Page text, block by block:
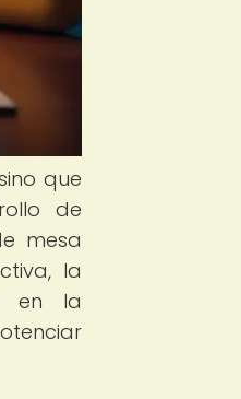
que
de
mesa
la
en la